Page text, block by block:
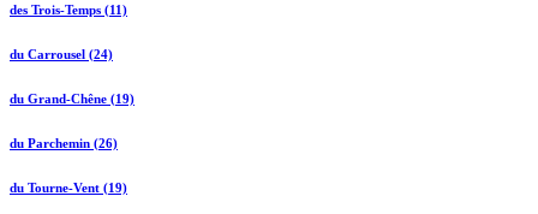
des Trois-Temps (11)
du Carrousel (24)
du Grand-Chêne (19)
du Parchemin (26)
du Tourne-Vent (19)